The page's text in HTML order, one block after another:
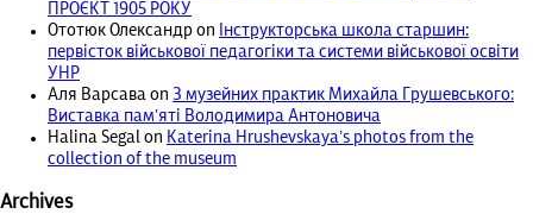
ПРОЄКТ 1905 РОКУ
Ототюк Олександр on
Інструкторська школа старшин:
первісток військової педагогіки та системи військової освіти
УНР
Аля Варсава on З музейних практик Михайла Грушевського:
Виставка пам’яті Володимира Антоновича
Halina Segal on Katerina Hrushevskaya’s photos from the
collection of the museum
Archives